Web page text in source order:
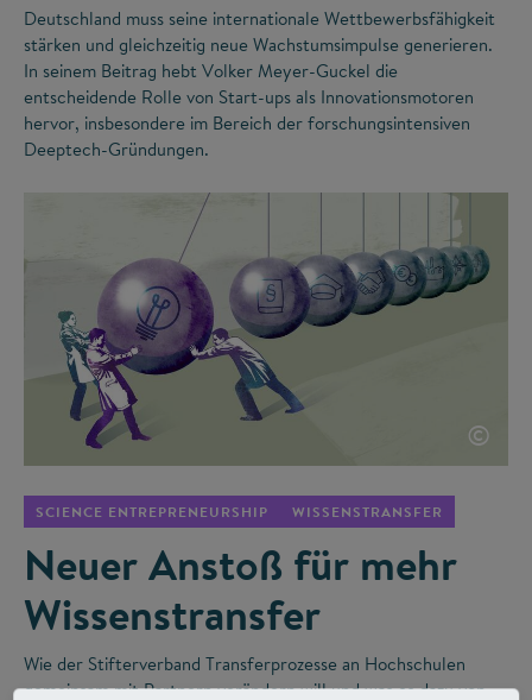
Deutschland muss seine internationale Wettbewerbsfähigkeit
stärken und gleichzeitig neue Wachstumsimpulse generieren.
In seinem Beitrag hebt Volker Meyer-Guckel die
entscheidende Rolle von Start-ups als Innovationsmotoren
hervor, insbesondere im Bereich der forschungsintensiven
Deeptech-Gründungen.
©
SCIENCE ENTREPRENEURSHIP WISSENSTRANSFER
Neuer Anstoß für mehr
Wissenstransfer
Wie der Stifterverband Transferprozesse an Hochschulen
gemeinsam mit Partnern verändern will und was es dazu von